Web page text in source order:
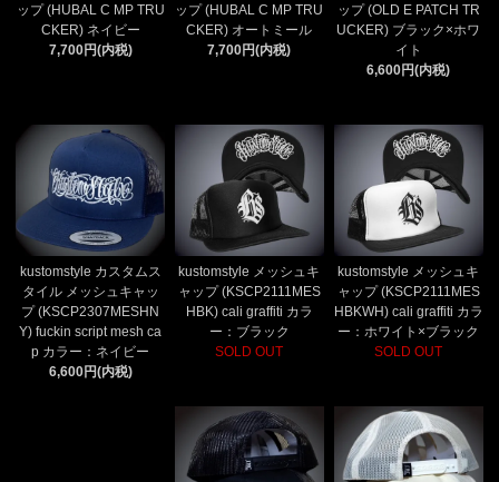
ップ (HUBAL C MP TRU
CKER) ネイビー
7,700円(内税)
ップ (HUBAL C MP TRU
CKER) オートミール
7,700円(内税)
ップ (OLD E PATCH TR
UCKER) ブラック×ホワ
イト
6,600円(内税)
kustomstyle カスタムス
タイル メッシュキャッ
プ (KSCP2307MESHN
Y) fuckin script mesh ca
p カラー：ネイビー
6,600円(内税)
kustomstyle メッシュキ
ャップ (KSCP2111MES
HBK) cali graffiti カラ
ー：ブラック
SOLD OUT
kustomstyle メッシュキ
ャップ (KSCP2111MES
HBKWH) cali graffiti カラ
ー：ホワイト×ブラック
SOLD OUT